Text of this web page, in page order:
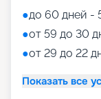
●до 60 дней -
●от 59 до 30
●от 29 до 22
Показать все